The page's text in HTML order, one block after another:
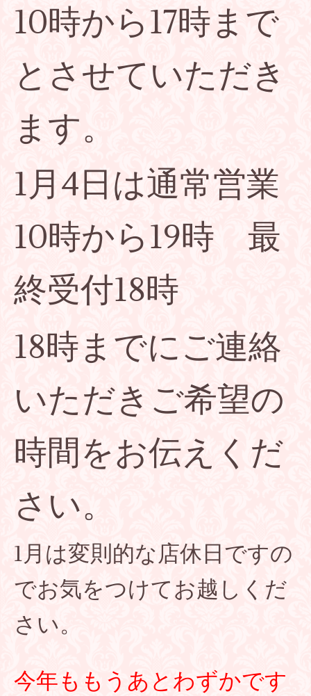
10時から17時まで
とさせていただき
ます。
1月4日は通常営業
10時から19時 最
終受付18時
18時までにご連絡
いただきご希望の
時間をお伝えくだ
さい。
1月は変則的な店休日ですの
でお気をつけてお越しくだ
さい。
今年ももうあとわずかです